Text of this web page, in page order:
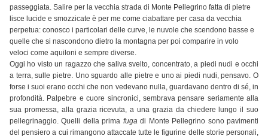
passeggiata. Salire per la vecchia strada di Monte Pellegrino fatta di pietre
lisce lucide e smozzicate è per me come ciabattare per casa da vecchia
perpetua: conosco i particolari delle curve, le nuvole che scendono basse e
quelle che si nascondono dietro la montagna per poi comparire in volo
veloci come aquiloni e sempre diverse.
Oggi ho visto un ragazzo che saliva svelto, concentrato, a piedi nudi e occhi
a terra, sulle pietre. Uno sguardo alle pietre e uno ai piedi nudi, pensavo. O
forse i suoi erano occhi che non vedevano nulla, guardavano dentro di sé, in
profondità. Palpebre e cuore sincronici, sembrava pensare seriamente alla
sua promessa, alla grazia ricevuta, a una grazia da chiedere lungo il suo
pellegrinaggio. Quelli della prima fugadi Monte Pellegrino sono pavimenti
del pensiero a cui rimangono attaccate tutte le figurine delle storie personali,